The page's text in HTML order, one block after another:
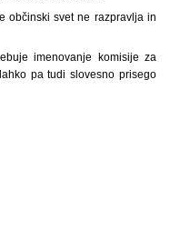
občinski svet ne razpravlja in
imenovanje komisije za
pa tudi slovesno prisego